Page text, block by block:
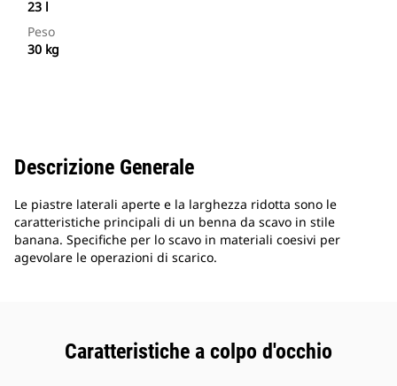
23 l
Peso
30 kg
Descrizione Generale
Le piastre laterali aperte e la larghezza ridotta sono le
caratteristiche principali di un benna da scavo in stile
banana. Specifiche per lo scavo in materiali coesivi per
agevolare le operazioni di scarico.
Caratteristiche a colpo d'occhio